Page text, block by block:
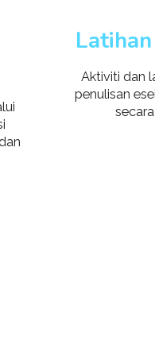
Aktiviti dan
penulisan